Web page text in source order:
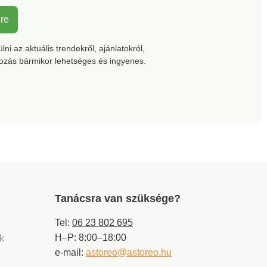
az aktuális trendekről, ajánlatokról,
bármikor lehetséges és ingyenes.
Tanácsra van szüksége?
Tel: 06 23 802 695
H–P: 8:00–18:00
e-mail: astoreo@astoreo.hu